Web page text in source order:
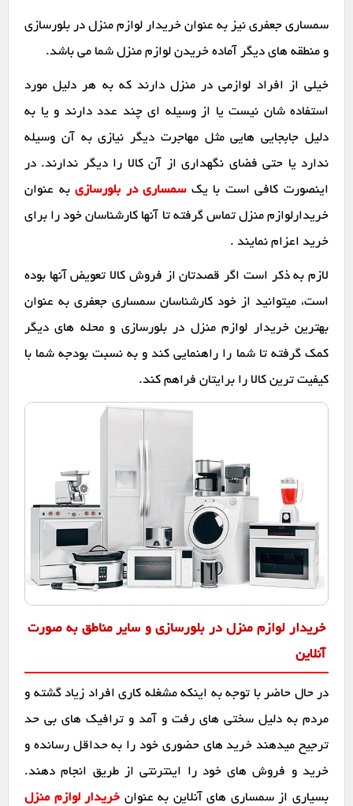
سمساری جعفری نیز به عنوان خریدار لوازم منزل در بلورسازی
و منطقه های دیگر آماده خریدن لوازم منزل شما می باشد.
خیلی از افراد لوازمی در منزل دارند که به هر دلیل مورد
استفاده شان نیست یا از وسیله ای چند عدد دارند و یا به
دلیل جابجایی هایی مثل مهاجرت دیگر نیازی به آن وسیله
ندارد یا حتی فضای نگهداری از آن کالا را دیگر ندارند. در
اینصورت کافی است با یکسمساری در بلورسازیبه عنوان
خریدارلوازم منزل تماس گرفته تا آنها کارشناسان خود را برای
خرید اعزام نمایند .
لازم به ذکر است اگر قصدتان از فروش کالا تعویض آنها بوده
است، میتوانید از خود کارشناسان سمساری جعفری به عنوان
بهترین خریدار لوازم منزل در بلورسازی و محله های دیگر
کمک گرفته تا شما را راهنمایی کند و به نسبت بودجه شما با
کیفیت ترین کالا را برایتان فراهم کند.
خریدار لوازم منزل در بلورسازی و سایر مناطق به صورت
آنلاین
در حال حاضر با توجه به اینکه مشغله کاری افراد زیاد گشته و
مردم به دلیل سختی های رفت و آمد و ترافیک های بی حد
ترجیح میدهند خرید های حضوری خود را به حداقل رسانده و
خرید و فروش های خود را اینترنتی از طریق انجام دهند.
بسیاری از سمساری های آنلاین به عنوان خریدار لوازم منزل